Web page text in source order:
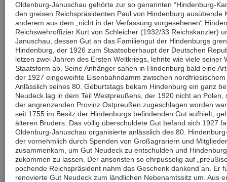
Oldenburg-Januschau gehörte zur so genannten “Hindenburg-
den greisen Reichspräsidenten Paul von Hindenburg ausübende
anderem aus dem „nicht in der Verfassung vorgesehenen“
Reichswehroffizier Kurt von Schleicher (1932/33 Reichskanzler)
Januschau, dessen Gut an das Familiengut der Hindenburgs
Hindenburg, der 1926 zum Staatsoberhaupt der Deutschen
letzen zwei Jahren des Ersten Weltkriegs, lehnte wie viele seiner
Staatsform ab. Seine Anhänger sahen in Hindenburg bald eine
der 1927 eingeweihte Eisenbahndamm zwischen
Anlässlich seines 80. Geburtstags bekam Hindenburg ein ganz
Neudeck lag in dem Teil Westpreußens, der 1920 nicht an
der angrenzenden Provinz Ostpreußen zugeschlagen worden
seit 1755 im Besitz der Hindenburgs befindenden Gut aufhielt,
älteren Bruders. Das völlig überschuldete Gut befand sich 1927
Oldenburg-Januschau organisierte anlässlich des 80.
der vornehmlich durch Spenden von Großagrariern und
zusammenkam, um Gut Neudeck zu entschulden und
zukommen zu lassen. Der ansonsten so ehrpusselig auf
pochende Reichspräsident nahm das Geschenk dankend an. Er
renovierte Gut Neudeck zum ländlichen Nebenamtssitz um. Aus